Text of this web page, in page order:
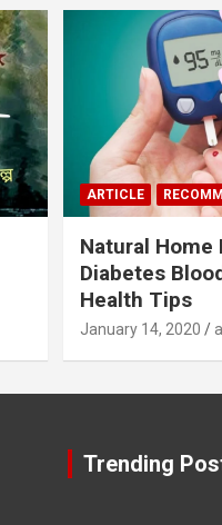
ARTICLE
Natural Home
Diabetes
Health Tips
January 14, 2020
Trending